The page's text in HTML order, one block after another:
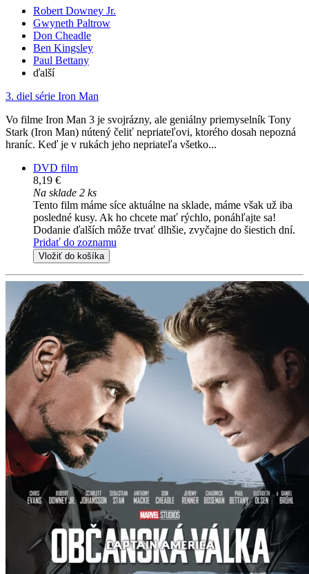
Robert Downey Jr.
Gwyneth Paltrow
Don Cheadle
Ben Kingsley
Paul Bettany
ďalší
3. diel série Iron Man
Vo filme Iron Man 3 je svojrázny, ale geniálny priemyselník Tony
Stark (Iron Man) nútený čeliť nepriateľovi, ktorého dosah nepozná
hraníc. Keď je v rukách jeho nepriateľa všetko...
DVD film
8,19 €
Na sklade 2 ks
Tento film máme síce aktuálne na sklade, máme však už iba
posledné kusy. Ak ho chcete mať rýchlo, ponáhľajte sa!
Dodanie ďalších môže trvať dlhšie, zvyčajne do šiestich dní.
Pridať do zoznamu
Vložiť do košíka